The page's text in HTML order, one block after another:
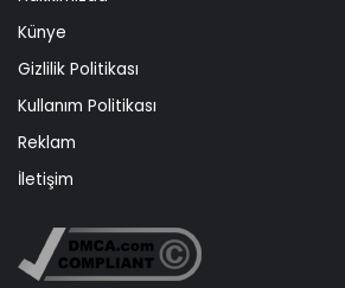
Künye
Gizlilik Politikası
Kullanım Politikası
Reklam
İletişim